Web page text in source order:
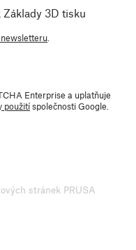
3D tisku
Enterprise a uplatňuje
použitíspolečnosti Google.
stránek PRUSA